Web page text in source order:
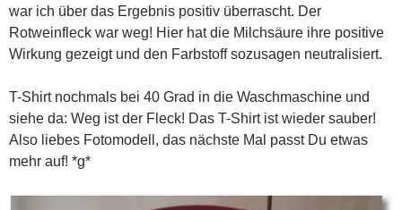
war ich über das Ergebnis positiv überrascht. Der
Rotweinfleck war weg! Hier hat die Milchsäure ihre positive
Wirkung gezeigt und den Farbstoff sozusagen neutralisiert.
T-Shirt nochmals bei 40 Grad in die Waschmaschine und
siehe da: Weg ist der Fleck! Das T-Shirt ist wieder sauber!
Also liebes Fotomodell, das nächste Mal passt Du etwas
mehr auf! *g*